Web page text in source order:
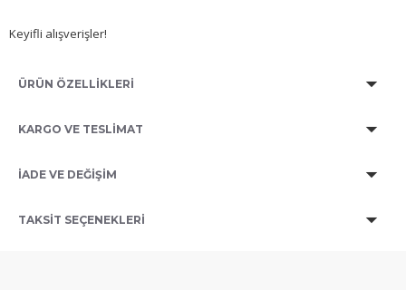
Keyifli alışverişler!
ÜRÜN ÖZELLİKLERİ
KARGO VE TESLİMAT
İADE VE DEĞİŞİM
TAKSIT SEÇENEKLERI